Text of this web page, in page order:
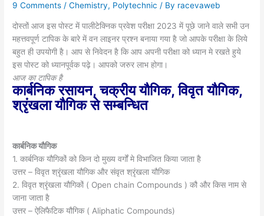
9 Comments /Chemistry, Polytechnic / By racevaweb
दोस्तों आज इस पोस्ट में पालीटेक्निक प्रवेश परीक्षा 2023 में पूछे जाने वाले सभी उन
महत्तवपूर्ण टापिक के बारे में वन लाइनर प्रश्न बनाया गया है जो आपके परीक्षा के लिये
बहुत ही उपयोगी है। आप से निवेदन है कि आप अपनी परीक्षा को ध्यान मे रखते हुये
इस पोस्ट को ध्यानपूर्वक पढ़े। आपको जरुर लाभ होगा।
आज का टापिक है
कार्बनिक रसायन, चक्रीय यौगिक, विवृत यौगिक,
श्रृंखला यौगिक से सम्बन्धित
कार्बनिक यौगिक
1. कार्बनिक यौगिकों को किन दो मुख्य वर्गों मे विभाजित किया जाता है
उत्तर – विवृत श्रृंखला यौगिक और संवृत श्रृंखला यौगिक
2. विवृत श्रृंखला यौगिकों ( Open chain Compounds ) कौ और किस नाम से
जाना जाता है
उत्तर – ऐलिफैटिक यौगिक ( Aliphatic Compounds)